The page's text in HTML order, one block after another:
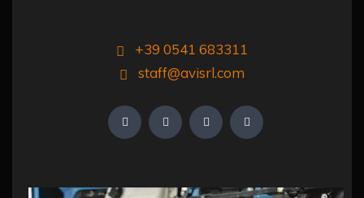
+39 0541 683311
staff@avisrl.com